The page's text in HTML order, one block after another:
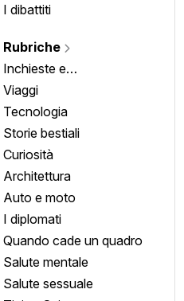
I dibattiti
Rubriche
Inchieste e
approfondimenti
Viaggi
Tecnologia
Storie bestiali
Curiosità
Architettura
Auto e moto
I diplomati
Quando cade un quadro
Salute mentale
Salute sessuale